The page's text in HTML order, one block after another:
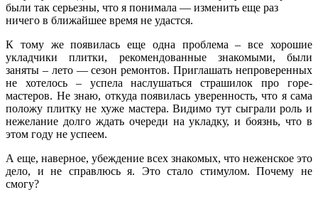
были так серьезны, что я понимала — изменить еще раз
ничего в ближайшее время не удастся.
К тому же появилась еще одна проблема – все хорошие
укладчики плитки, рекомендованные знакомыми, были
заняты – лето — сезон ремонтов. Приглашать непроверенных
не хотелось – успела наслушаться страшилок про горе-
мастеров. Не знаю, откуда появилась уверенность, что я сама
положу плитку не хуже мастера. Видимо тут сыграли роль и
нежелание долго ждать очереди на укладку, и боязнь, что в
этом году не успеем.
А еще, наверное, убеждение всех знакомых, что неженское это
дело, и не справлюсь я. Это стало стимулом. Почему не
смогу?